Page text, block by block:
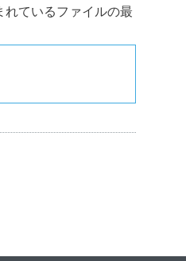
ているファイルの最